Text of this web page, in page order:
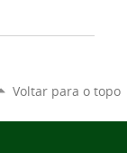
Voltar para o topo